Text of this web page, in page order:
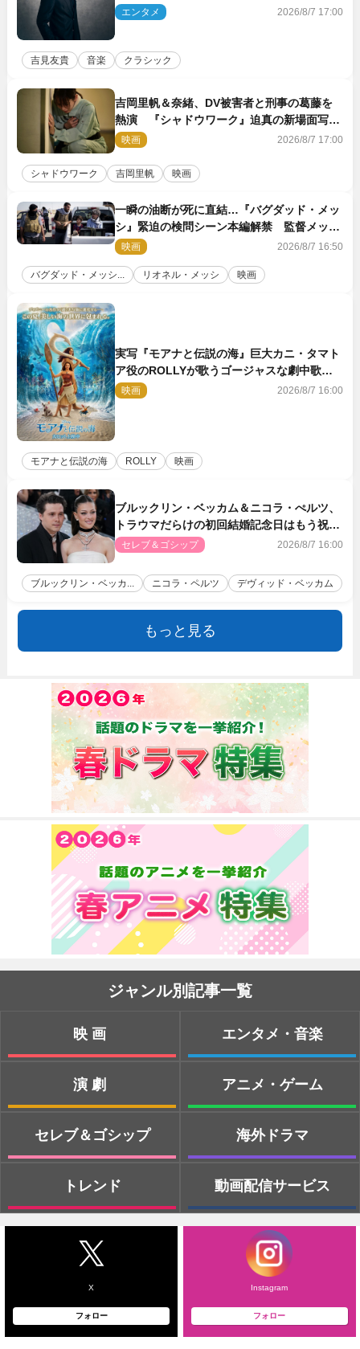
エンタメ 2026/8/7 17:00
吉見友貴 音楽 クラシック
吉岡里帆＆奈緒、DV被害者と刑事の葛藤を
熱演 『シャドウワーク』迫真の新場面写真
公開
映画 2026/8/7 17:00
シャドウワーク 吉岡里帆 映画
一瞬の油断が死に直結…『バグダッド・メッ
シ』緊迫の検問シーン本編解禁 監督メッセ
ージも到着
映画 2026/8/7 16:50
バグダッド・メッシ... リオネル・メッシ 映画
実写『モアナと伝説の海』巨大カニ・タマト
ア役のROLLYが歌うゴージャスな劇中歌
「シャイニー」本編映像解禁
映画 2026/8/7 16:00
モアナと伝説の海 ROLLY 映画
ブルックリン・ベッカム＆ニコラ・ぺルツ、
トラウマだらけの初回結婚記念日はもう祝わ
ない
セレブ＆ゴシップ 2026/8/7 16:00
ブルックリン・ベッカ... ニコラ・ペルツ デヴィッド・ベッカム
もっと見る
ジャンル別記事一覧
映画
演劇
セレブ＆ゴシップ
トレンド
エンタメ・音楽
アニメ・ゲーム
海外ドラマ
動画配信サービス
X
フォロー
Instagram
フォロー